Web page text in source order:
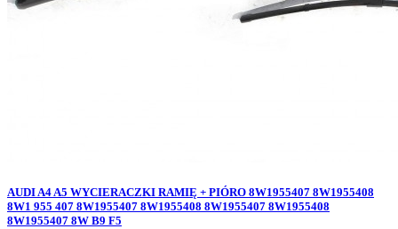
AUDI A4 A5 WYCIERACZKI RAMIĘ + PIÓRO 8W1955407 8W1955408
8W1 955 407 8W1955407 8W1955408 8W1955407 8W1955408
8W1955407 8W B9 F5